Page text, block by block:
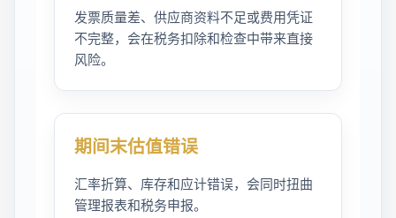
发票质量差、供应商资料不足或费用凭证
不完整，会在税务扣除和检查中带来直接
风险。
期间末估值错误
汇率折算、库存和应计错误，会同时扭曲
管理报表和税务申报。